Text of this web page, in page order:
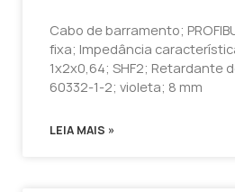
Cabo de barramento;
fixa; Impedância
1x2x0,64; SHF2; Retardante
60332-1-2; violeta; 8 mm
LEIA MAIS »